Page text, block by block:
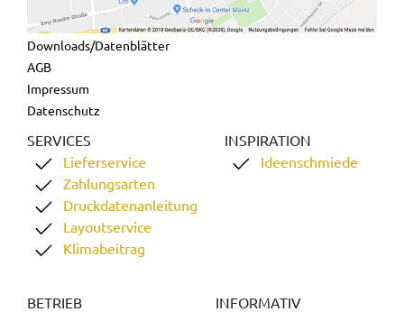
Downloads/Datenblätter
AGB
Impressum
Datenschutz
SERVICES
Lieferservice
Zahlungsarten
Druckdatenanleitung
Layoutservice
Klimabeitrag
INSPIRATION
Ideenschmiede
BETRIEB INFORMATIV